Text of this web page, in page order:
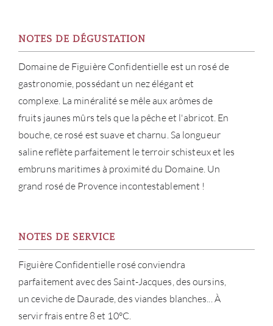
NOTES DE DÉGUSTATION
Domaine de Figuière Confidentielle est un rosé de
gastronomie, possédant un nez élégant et
complexe. La minéralité se mêle aux arômes de
fruits jaunes mûrs tels que la pêche et l'abricot. En
bouche, ce rosé est suave et charnu. Sa longueur
saline reflète parfaitement le terroir schisteux et les
embruns maritimes à proximité du Domaine. Un
grand rosé de Provence incontestablement !
NOTES DE SERVICE
Figuière Confidentielle rosé conviendra
parfaitement avec des Saint-Jacques, des oursins,
un ceviche de Daurade, des viandes blanches... À
servir frais entre 8 et 10°C.